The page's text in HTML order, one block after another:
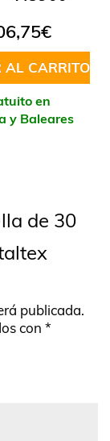
€
AL CARRITO
en
y Baleares
de 30
publicada.
con *